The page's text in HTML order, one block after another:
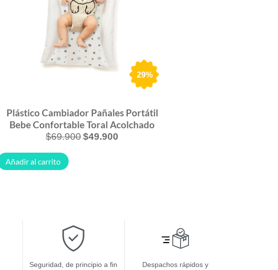
29%
Plástico Cambiador Pañales Portátil
Bebe Confortable Toral Acolchado
$69.900$49.900
Añadir al carrito
Seguridad, de principio a fin
Despachos rápidos y